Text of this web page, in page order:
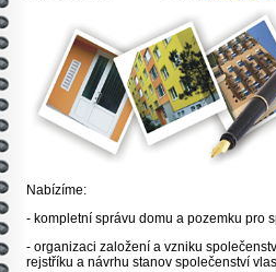
Nabízíme:
- kompletní správu domu a pozemku pro
- organizaci založení a vzniku
rejstříku a návrhu stanov společenství